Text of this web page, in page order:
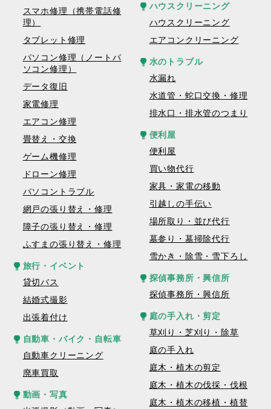
スマホ修理（携帯電話修
理）
タブレット修理
パソコン修理（ノートパ
ソコン修理）
データ復旧
家電修理
エアコン修理
畳替え・交換
ゲーム機修理
ドローン修理
パソコントラブル
網戸の張り替え・修理
障子の張り替え・修理
ふすまの張り替え・修理
旅行・イベント
貸切バス
結婚式撮影
出張着付け
自動車・バイク・自転車
自動車クリーニング
廃車買取
動画・写真
ハウスクリーニング
ハウスクリーニング
エアコンクリーニング
水のトラブル
水漏れ
水道管・蛇口交換・修理
排水口・排水管のつまり
便利屋
便利屋
買い物代行
家具・家電の移動
引越しの手伝い
場所取り・並び代行
墓参り・墓掃除代行
雪かき・除雪・雪下ろし
探偵事務所・興信所
探偵事務所・興信所
庭の手入れ・剪定
草刈り・芝刈り・除草
庭の手入れ
庭木・植木の剪定
庭木・植木の伐採・伐根
庭木・植木の移植・植替